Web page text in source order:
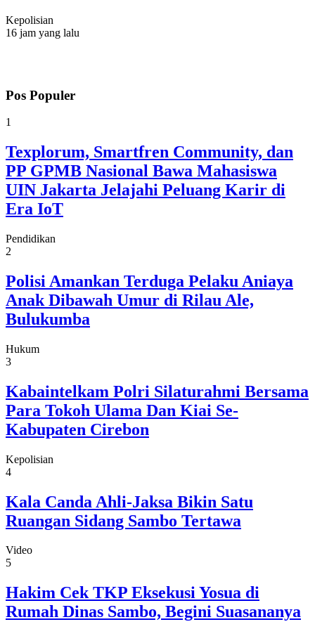
Kepolisian
16 jam yang lalu
Pos Populer
1
Texplorum, Smartfren Community, dan
PP GPMB Nasional Bawa Mahasiswa
UIN Jakarta Jelajahi Peluang Karir di
Era IoT
Pendidikan
2
Polisi Amankan Terduga Pelaku Aniaya
Anak Dibawah Umur di Rilau Ale,
Bulukumba
Hukum
3
Kabaintelkam Polri Silaturahmi Bersama
Para Tokoh Ulama Dan Kiai Se-
Kabupaten Cirebon
Kepolisian
4
Kala Canda Ahli-Jaksa Bikin Satu
Ruangan Sidang Sambo Tertawa
Video
5
Hakim Cek TKP Eksekusi Yosua di
Rumah Dinas Sambo, Begini Suasananya